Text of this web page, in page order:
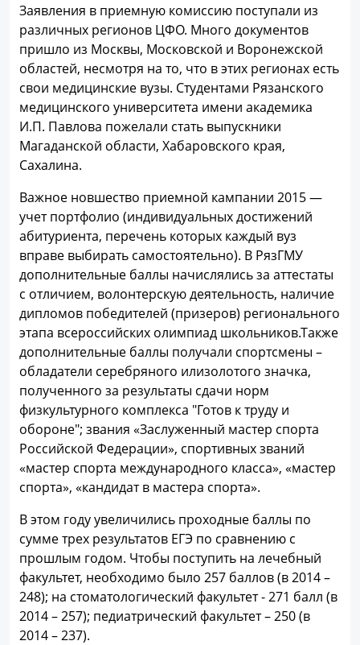
Заявления в приемную комиссию поступали из
различных регионов ЦФО. Много документов
пришло из Москвы, Московской и Воронежской
областей, несмотря на то, что в этих регионах есть
свои медицинские вузы. Студентами Рязанского
медицинского университета имени академика
И.П. Павлова пожелали стать выпускники
Магаданской области, Хабаровского края,
Сахалина.
Важное новшество приемной кампании 2015 —
учет портфолио (индивидуальных достижений
абитуриента, перечень которых каждый вуз
вправе выбирать самостоятельно). В РязГМУ
дополнительные баллы начислялись за аттестаты
с отличием, волонтерскую деятельность, наличие
дипломов победителей (призеров) регионального
этапа всероссийских олимпиад школьников.Также
дополнительные баллы получали спортсмены –
обладатели серебряного илизолотого значка,
полученного за результаты сдачи норм
физкультурного комплекса "Готов к труду и
обороне"; звания «Заслуженный мастер спорта
Российской Федерации», спортивных званий
«мастер спорта международного класса», «мастер
спорта», «кандидат в мастера спорта».
В этом году увеличились проходные баллы по
сумме трех результатов ЕГЭ по сравнению с
прошлым годом. Чтобы поступить на лечебный
факультет, необходимо было 257 баллов (в 2014 –
248); на стоматологический факультет - 271 балл (в
2014 – 257); педиатрический факультет – 250 (в
2014 – 237).